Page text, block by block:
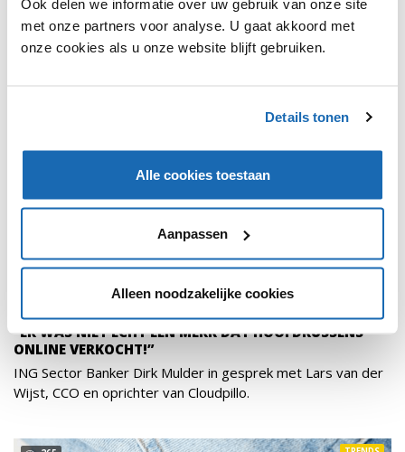
Ook delen we informatie over uw gebruik van onze site
met onze partners voor analyse. U gaat akkoord met
onze cookies als u onze website blijft gebruiken.
Details tonen
Alle cookies toestaan
Aanpassen
Alleen noodzakelijke cookies
589
“ER WAS NIET ECHT EEN MERK DAT HOOFDKUSSENS
ONLINE VERKOCHT!”
PODCASTS
ING Sector Banker Dirk Mulder in gesprek met Lars van der
Wijst, CCO en oprichter van Cloudpillo.